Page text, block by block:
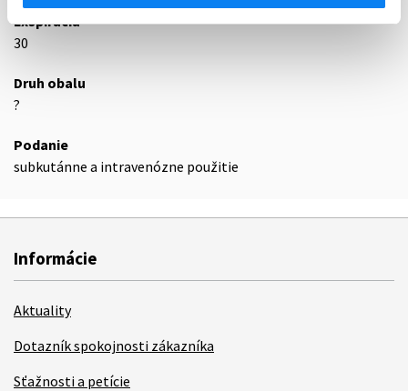
Exspirácia
30
Druh obalu
?
Podanie
subkutánne a intravenózne použitie
Informácie
Aktuality
Dotazník spokojnosti zákazníka
Sťažnosti a petície